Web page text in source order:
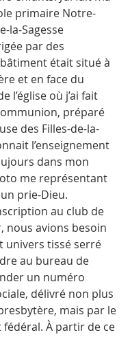
primaire Notre-
la-Sagesse
par des
était situé à
et en face du
l’église où j’ai fait
préparé
des Filles-de-la-
l’enseignement
dans mon
me représentant
prie-Dieu.
au club de
nous avions besoin
univers tissé serré
au bureau de
un numéro
délivré non plus
mais par le
À partir de ce